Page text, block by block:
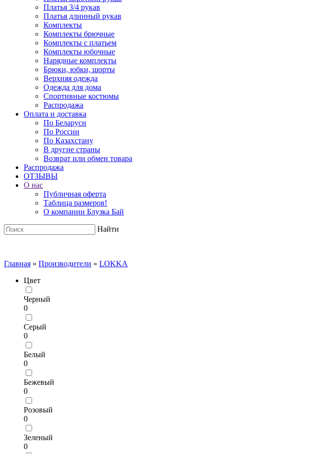
Платья 3/4 рукав
Платья длинный рукав
Комплекты
Комплекты брючные
Комплекты с платьем
Комплекты юбочные
Нарядные комплекты
Брюки, юбки, шорты
Верхняя одежда
Одежда для дома
Спортивные костюмы
Распродажа
Оплата и доставка
По Беларуси
По России
По Казахстану
В другие страны
Возврат или обмен товара
Распродажа
ОТЗЫВЫ
О нас
Публичная оферта
Таблица размеров!
О компании Блузка Бай
Найти
Главная » Производители » LOKKA
Цвет
Черный
0
Серый
0
Белый
0
Бежевый
0
Розовый
0
Зеленый
0